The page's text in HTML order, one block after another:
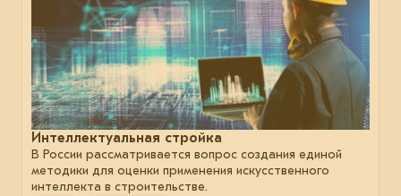
Интеллектуальная стройка
В России рассматривается вопрос создания единой
методики для оценки применения искусственного
интеллекта в строительстве.